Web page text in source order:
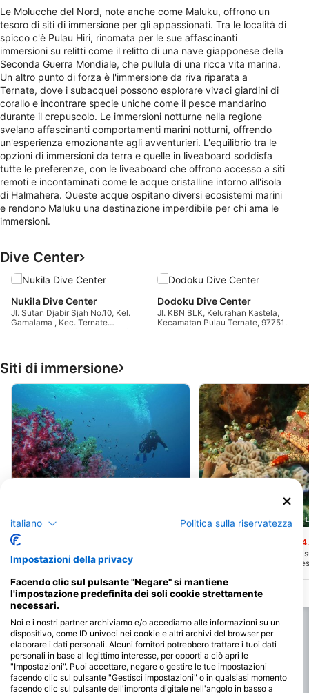
Le Molucche del Nord, note anche come Maluku, offrono un
tesoro di siti di immersione per gli appassionati. Tra le località di
spicco c'è Pulau Hiri, rinomata per le sue affascinanti
immersioni su relitti come il relitto di una nave giapponese della
Seconda Guerra Mondiale, che pullula di una ricca vita marina.
Un altro punto di forza è l'immersione da riva riparata a
Ternate, dove i subacquei possono esplorare vivaci giardini di
corallo e incontrare specie uniche come il pesce mandarino
durante il crepuscolo. Le immersioni notturne nella regione
svelano affascinanti comportamenti marini notturni, offrendo
un'esperienza emozionante agli avventurieri. L'equilibrio tra le
opzioni di immersioni da terra e quelle in liveaboard soddisfa
tutte le preferenze, con le liveaboard che offrono accesso a siti
remoti e incontaminati come le acque cristalline intorno all'isola
di Halmahera. Queste acque ospitano diversi ecosistemi marini
e rendono Maluku una destinazione imperdibile per chi ama le
immersioni.
Dive Center
Nukila Dive Center
Jl. Sutan Djabir Sjah No.10, Kel.
Gamalama , Kec. Ternate
Dodoku Dive Center
Jl. KBN BLK, Kelurahan Kastela,
Kecamatan Pulau Ternate, 97751
Siti di immersione
Dodoku Dive Center, 97751 Ternate
Un sito di immersione per gli amanti delle
pareti, raggiungibile in 5 minuti dalla
topografia di questo sito è una parete
con una profondità massima consigliata
di 25 m, lungo la quale si trovano coralli
molli colorati e banchi di pesci.
Extra Divers Spice Island, 0000
Cinque minuti di barca a
Nabucco Spice Island
che degrada verso un
partire da 25 metri.
italiano Politica sulla riservatezza
Impostazioni della privacy
Facendo clic sul pulsante "Negare" si mantiene
l'impostazione predefinita dei soli cookie strettamente
necessari.
Noi e i nostri partner archiviamo e/o accediamo alle informazioni su un
dispositivo, come ID univoci nei cookie e altri archivi del browser per
elaborare i dati personali. Alcuni fornitori potrebbero trattare i tuoi dati
personali in base al legittimo interesse, per opporti a ciò apri le
"Impostazioni". Puoi accettare, negare o gestire le tue impostazioni
facendo clic sul pulsante "Gestisci impostazioni" o in qualsiasi momento
facendo clic sul pulsante dell'impronta digitale nell'angolo in basso a